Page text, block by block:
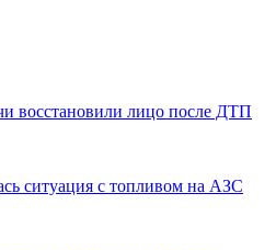
восстановили лицо после ДТП
ситуация с топливом на АЗС